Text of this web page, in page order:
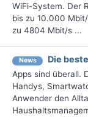
WiFi-System. Der
bis zu 10.000
zu 4804 Mbit/s ...
News Die
Apps sind überall.
Handys,
Anwender den